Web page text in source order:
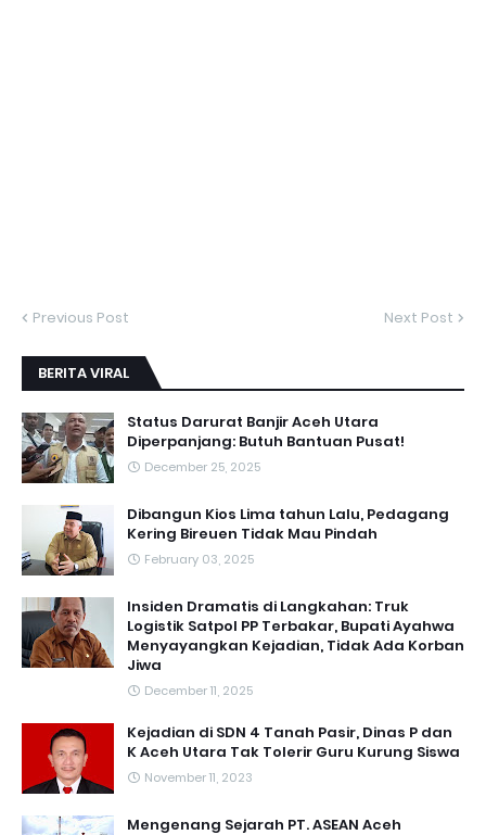
Previous Post Next Post
BERITA VIRAL
Status Darurat Banjir Aceh Utara
Diperpanjang: Butuh Bantuan Pusat!
December 25, 2025
Dibangun Kios Lima tahun Lalu, Pedagang
Kering Bireuen Tidak Mau Pindah
February 03, 2025
Insiden Dramatis di Langkahan: Truk
Logistik Satpol PP Terbakar, Bupati Ayahwa
Menyayangkan Kejadian, Tidak Ada Korban
Jiwa
December 11, 2025
Kejadian di SDN 4 Tanah Pasir, Dinas P dan
K Aceh Utara Tak Tolerir Guru Kurung Siswa
November 11, 2023
Mengenang Sejarah PT. ASEAN Aceh